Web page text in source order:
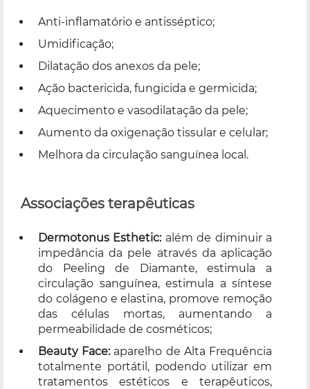
Anti-inflamatório e antisséptico;
Umidificação;
Dilatação dos anexos da pele;
Ação bactericida, fungicida e germicida;
Aquecimento e vasodilatação da pele;
Aumento da oxigenação tissular e celular;
Melhora da circulação sanguínea local.
Associações terapêuticas
Dermotonus Esthetic:além de diminuir a
impedância da pele através da aplicação
do Peeling de Diamante, estimula a
circulação sanguínea, estimula a síntese
do colágeno e elastina, promove remoção
das células mortas, aumentando a
permeabilidade de cosméticos;
Beauty Face:aparelho de Alta Frequência
totalmente portátil, podendo utilizar em
tratamentos estéticos e terapêuticos,